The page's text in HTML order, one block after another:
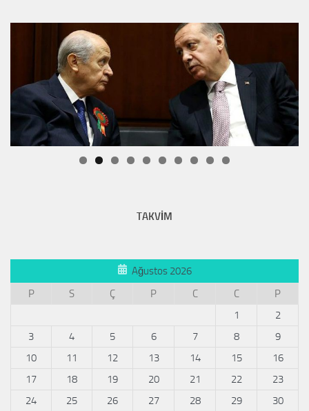
TAKVİM
Ağustos 2026
P
S Ç P C C
P
1
2
3
4 5 6 7 8
9
10
11 12 13 14 15
16
17
18 19 20 21 22
23
24
25 26 27 28 29
30